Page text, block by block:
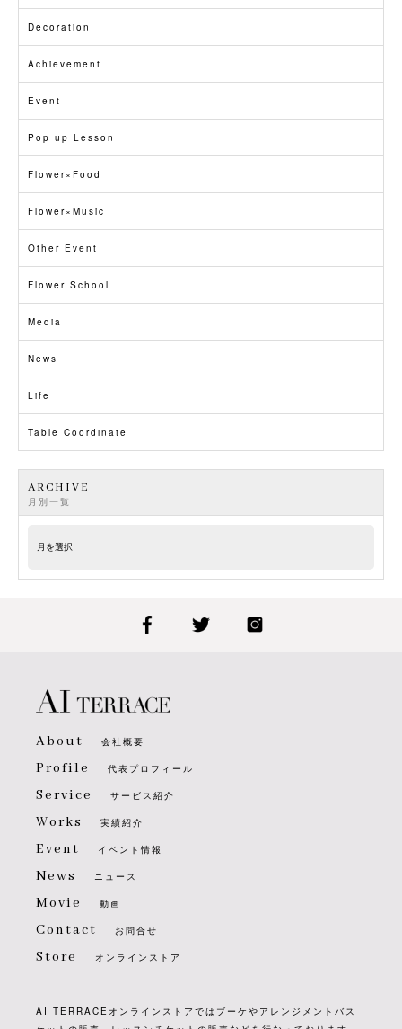
Decoration
Achievement
Event
Pop up Lesson
Flower×Food
Flower×Music
Other Event
Flower School
Media
News
Life
Table Coordinate
ARCHIVE
月別一覧
About 会社概要
Profile 代表プロフィール
Service サービス紹介
Works 実績紹介
Event イベント情報
News ニュース
Movie 動画
Contact お問合せ
Store オンラインストア
AI TERRACEオンラインストアではブーケやアレンジメントバス